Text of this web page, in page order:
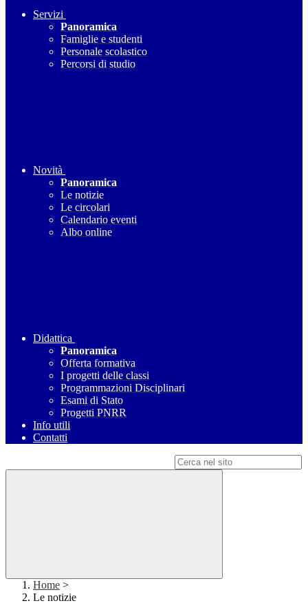
Servizi
Panoramica
Famiglie e studenti
Personale scolastico
Percorsi di studio
Novità
Panoramica
Le notizie
Le circolari
Calendario eventi
Albo online
Didattica
Panoramica
Offerta formativa
I progetti delle classi
Programmazioni Disciplinari
Esami di Stato
Progetti PNRR
Info utili
Contatti
Home >
Le notizie